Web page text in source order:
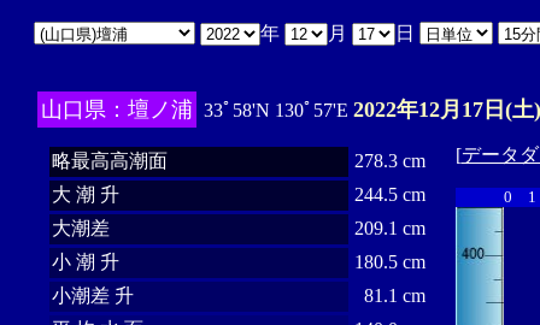
年 月 日
山口県：壇ノ浦 33ﾟ58'N 130ﾟ57'E 2022年12月17日(土)
略最高高潮面
278.3 cm
大 潮 升
244.5 cm
大潮差
209.1 cm
小 潮 升
180.5 cm
小潮差 升
81.1 cm
[データ
0 1